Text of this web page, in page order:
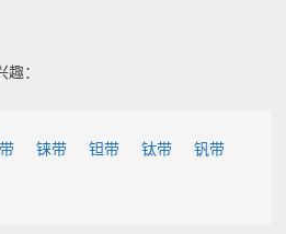
：
铼带 钽带 钛带 钒带